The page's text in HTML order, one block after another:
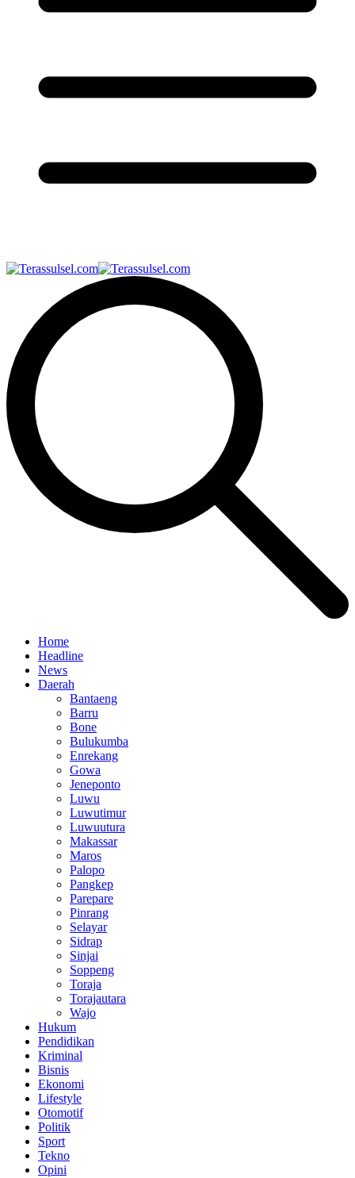
Home
Headline
News
Daerah
Bantaeng
Barru
Bone
Bulukumba
Enrekang
Gowa
Jeneponto
Luwu
Luwutimur
Luwuutura
Makassar
Maros
Palopo
Pangkep
Parepare
Pinrang
Selayar
Sidrap
Sinjai
Soppeng
Toraja
Torajautara
Wajo
Hukum
Pendidikan
Kriminal
Bisnis
Ekonomi
Lifestyle
Otomotif
Politik
Sport
Tekno
Opini